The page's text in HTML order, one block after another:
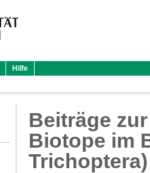
Hilfe
Beiträge
Biotope im
Trichoptera)